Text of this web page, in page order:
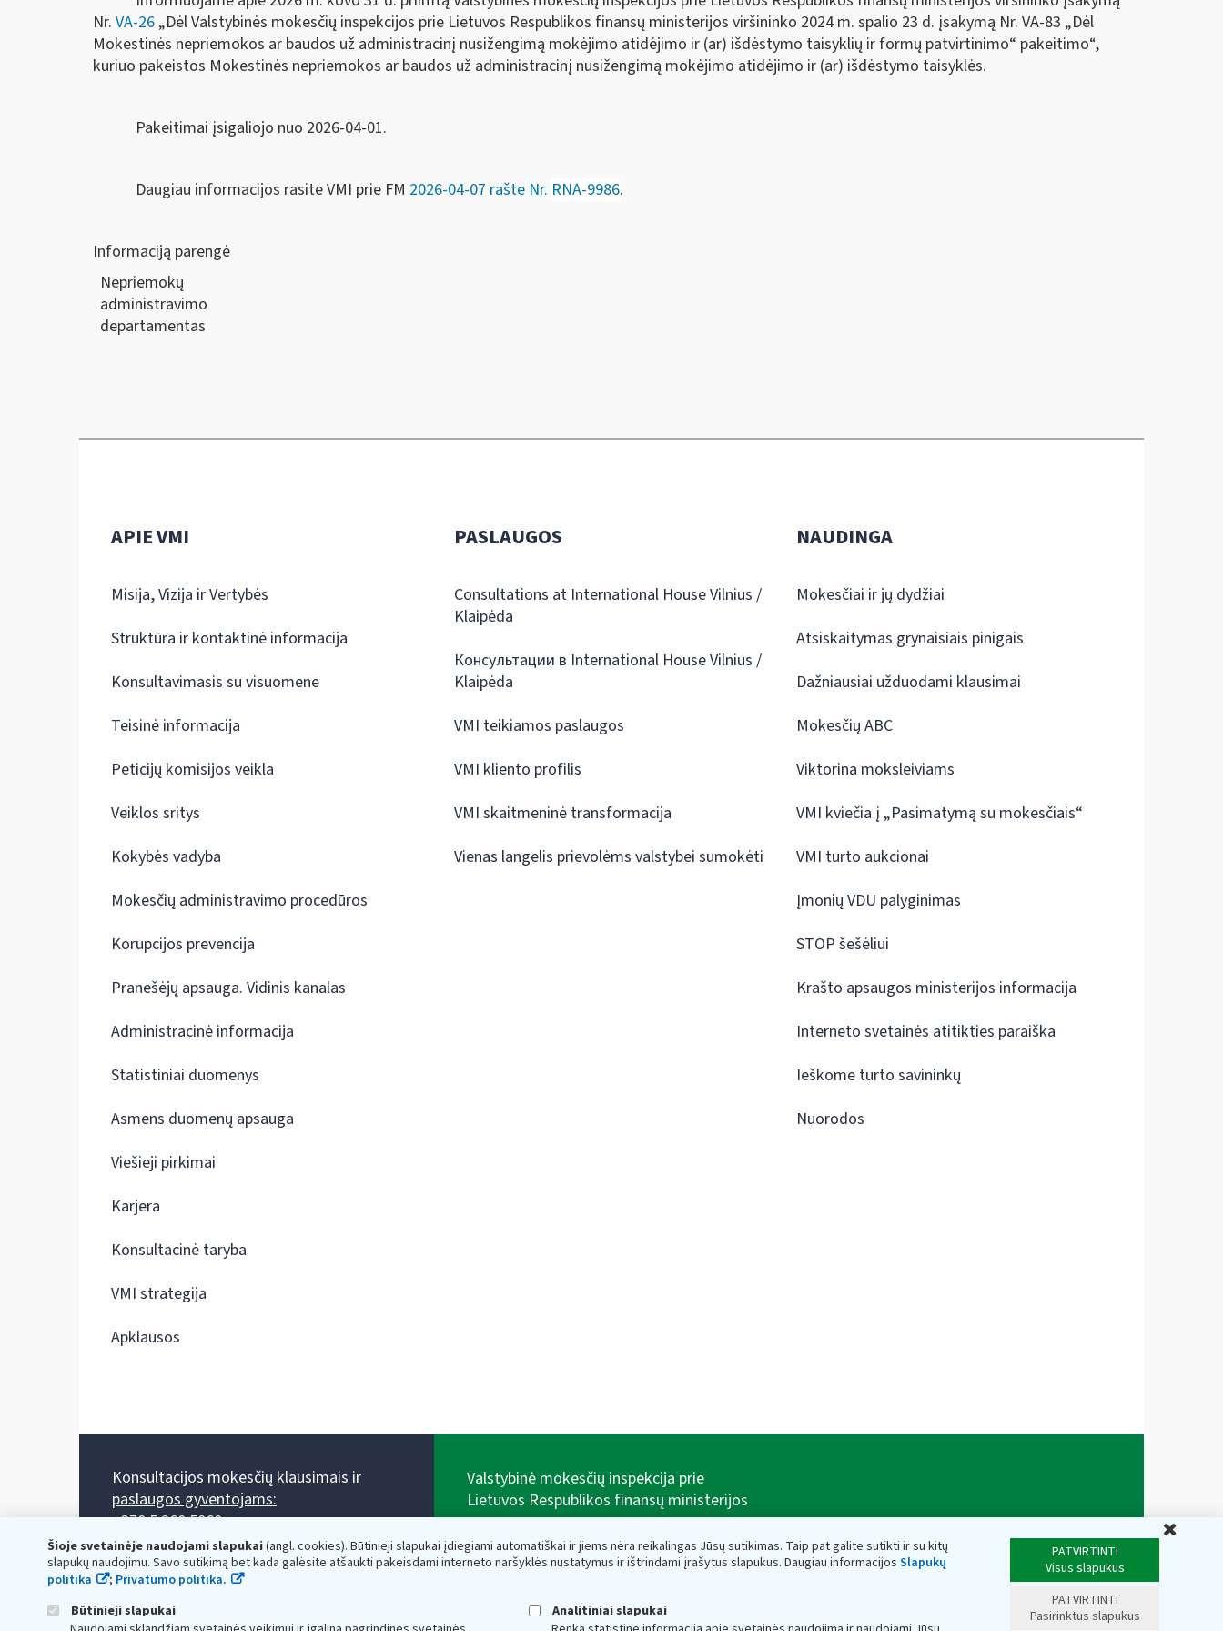
Nr. VA-26 „Dėl Valstybinės mokesčių inspekcijos prie Lietuvos Respublikos finansų ministerijos viršininko 2024 m. spalio 23 d. įsakymą Nr. VA-83 „Dėl
Mokestinės nepriemokos ar baudos už administracinį nusižengimą mokėjimo atidėjimo ir (ar) išdėstymo taisyklių ir formų patvirtinimo“ pakeitimo“,
kuriuo pakeistos Mokestinės nepriemokos ar baudos už administracinį nusižengimą mokėjimo atidėjimo ir (ar) išdėstymo taisyklės.
Pakeitimai įsigaliojo nuo 2026-04-01.
Daugiau informacijos rasite VMI prie FM 2026-04-07 rašte Nr. RNA-9986.
Informaciją parengė
Nepriemokų
administravimo
departamentas
Šioje svetainėje naudojami slapukai(angl. cookies). Būtinieji slapukai įdiegiami automatiškai ir jiems nėra reikalingas Jūsų sutikimas. Taip pat galite sutikti ir su kitų
slapukų naudojimu. Savo sutikimą bet kada galėsite atšaukti pakeisdami interneto naršyklės nustatymus ir ištrindami įrašytus slapukus. Daugiau informacijos Slapukų
politika
; Privatumo politika.
Būtinieji slapukai
Analitiniai slapukai
PATVIRTINTI
Visus slapukus
PATVIRTINTI
Pasirinktus slapukus
APIE VMI
Misija, Vizija ir Vertybės
Struktūra ir kontaktinė informacija
Konsultavimasis su visuomene
Teisinė informacija
Peticijų komisijos veikla
Veiklos sritys
Kokybės vadyba
Mokesčių administravimo procedūros
Korupcijos prevencija
Pranešėjų apsauga. Vidinis kanalas
Administracinė informacija
Statistiniai duomenys
Asmens duomenų apsauga
Viešieji pirkimai
Karjera
Konsultacinė taryba
VMI strategija
Apklausos
PASLAUGOS
Consultations at International House Vilnius /
Klaipėda
Консультации в International House Vilnius /
Klaipėda
VMI teikiamos paslaugos
VMI kliento profilis
VMI skaitmeninė transformacija
Vienas langelis prievolėms valstybei sumokėti
NAUDINGA
Mokesčiai ir jų dydžiai
Atsiskaitymas grynaisiais pinigais
Dažniausiai užduodami klausimai
Mokesčių ABC
Viktorina moksleiviams
VMI kviečia į „Pasimatymą su mokesčiais“
VMI turto aukcionai
Įmonių VDU palyginimas
STOP šešėliui
Krašto apsaugos ministerijos informacija
Interneto svetainės atitikties paraiška
Ieškome turto savininkų
Nuorodos
Konsultacijos mokesčių klausimais ir
paslaugos gyventojams:
+370 5 260 5060
Darbo laikas: I-IV 8.00-17.00, V 8.00-15.45.
Prieššventinę dieną - viena valanda trumpiau.
Kiekvieno mėnesio antrą penktadienį 8.00 val. - 12.00 val.
Valstybinė mokesčių inspekcija prie
Lietuvos Respublikos finansų ministerijos
adresas: Vasario 16-osios g. 14, 01107 Vilnius, Lietuva,
el.paštas:vmi@vmi.lt, E. pristatymo dėžutės adresas
Lietuvos Respublikos finansų ministerijos kaupiami ir
saugomi Juridinių asmenų registre